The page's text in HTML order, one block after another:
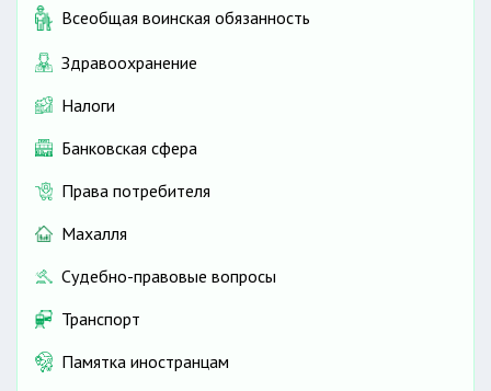
Всеобщая воинская обязанность
Здравоохранение
Налоги
Банковская сфера
Права потребителя
Махалля
Судебно-правовые вопросы
Транспорт
Памятка иностранцам